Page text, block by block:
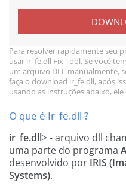
Para resolver rapidamente seu
usar ir_fe.dll Fix Tool. Se você
um arquivo DLL manualmente,
faça o download ir_fe.dll, após
usando as instruções abaixo,
O que é Ir_fe.dll ?
ir_fe.dll> - arquivo dll
uma parte do programa
desenvolvido por IRIS
Systems).